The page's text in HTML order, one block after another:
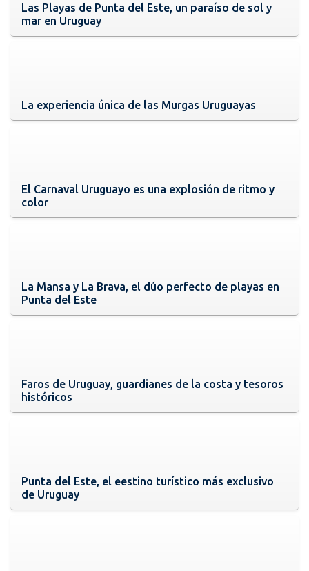
Las Playas de Punta del Este, un paraíso de sol y
mar en Uruguay
La experiencia única de las Murgas Uruguayas
El Carnaval Uruguayo es una explosión de ritmo y
color
La Mansa y La Brava, el dúo perfecto de playas en
Punta del Este
Faros de Uruguay, guardianes de la costa y tesoros
históricos
Punta del Este, el eestino turístico más exclusivo
de Uruguay